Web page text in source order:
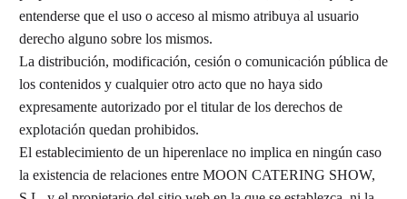
entenderse que el uso o acceso al mismo atribuya al usuario
derecho alguno sobre los mismos.
La distribución, modificación, cesión o comunicación pública de
los contenidos y cualquier otro acto que no haya sido
expresamente autorizado por el titular de los derechos de
explotación quedan prohibidos.
El establecimiento de un hiperenlace no implica en ningún caso
la existencia de relaciones entre MOON CATERING SHOW,